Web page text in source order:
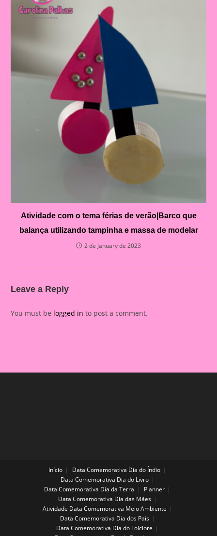
Atividade com o tema férias de verão|Barco que
balança utilizando tampinha e massa de modelar
2 de January de 2023
Leave a Reply
You must be logged in to post a comment.
Início
Data Comemorativa Dia do Índio
Data Comemorativa Dia do Livro
Data Comemorativa Dia da Terra
Planner
Data Comemorativa Dia das Mães
Atividade Data Comemorativa Meio Ambiente
Data Comemorativa Dia dos Pais
Data Comemorativa Dia do Folclore